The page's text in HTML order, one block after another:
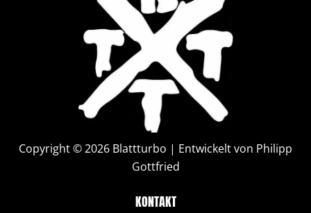
Copyright © 2026 Blattturbo | Entwickelt von Philipp
Gottfried
KONTAKT